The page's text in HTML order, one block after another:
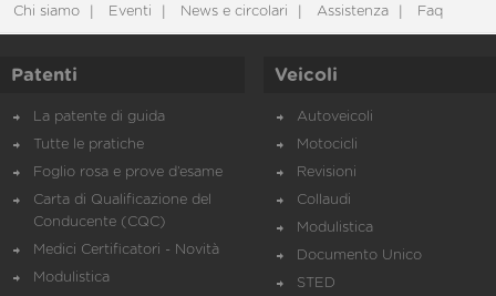
Chi siamo Eventi News e circolari Assistenza Faq
Patenti
La patente di guida
Tutte le pratiche
Foglio rosa e prove d’esame
Carta di Qualificazione del
Conducente (CQC)
Medici Certificatori - Novità
Modulistica
Veicoli
Autoveicoli
Motocicli
Revisioni
Collaudi
Modulistica
Documento Unico
STED